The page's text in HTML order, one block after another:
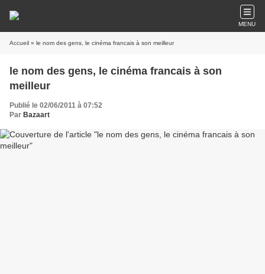
MENU
Accueil » le nom des gens, le cinéma francais à son meilleur
le nom des gens, le cinéma francais à son
meilleur
Publié le 02/06/2011 à 07:52
Par Bazaart